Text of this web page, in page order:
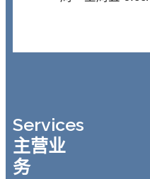
Services
主营业
务